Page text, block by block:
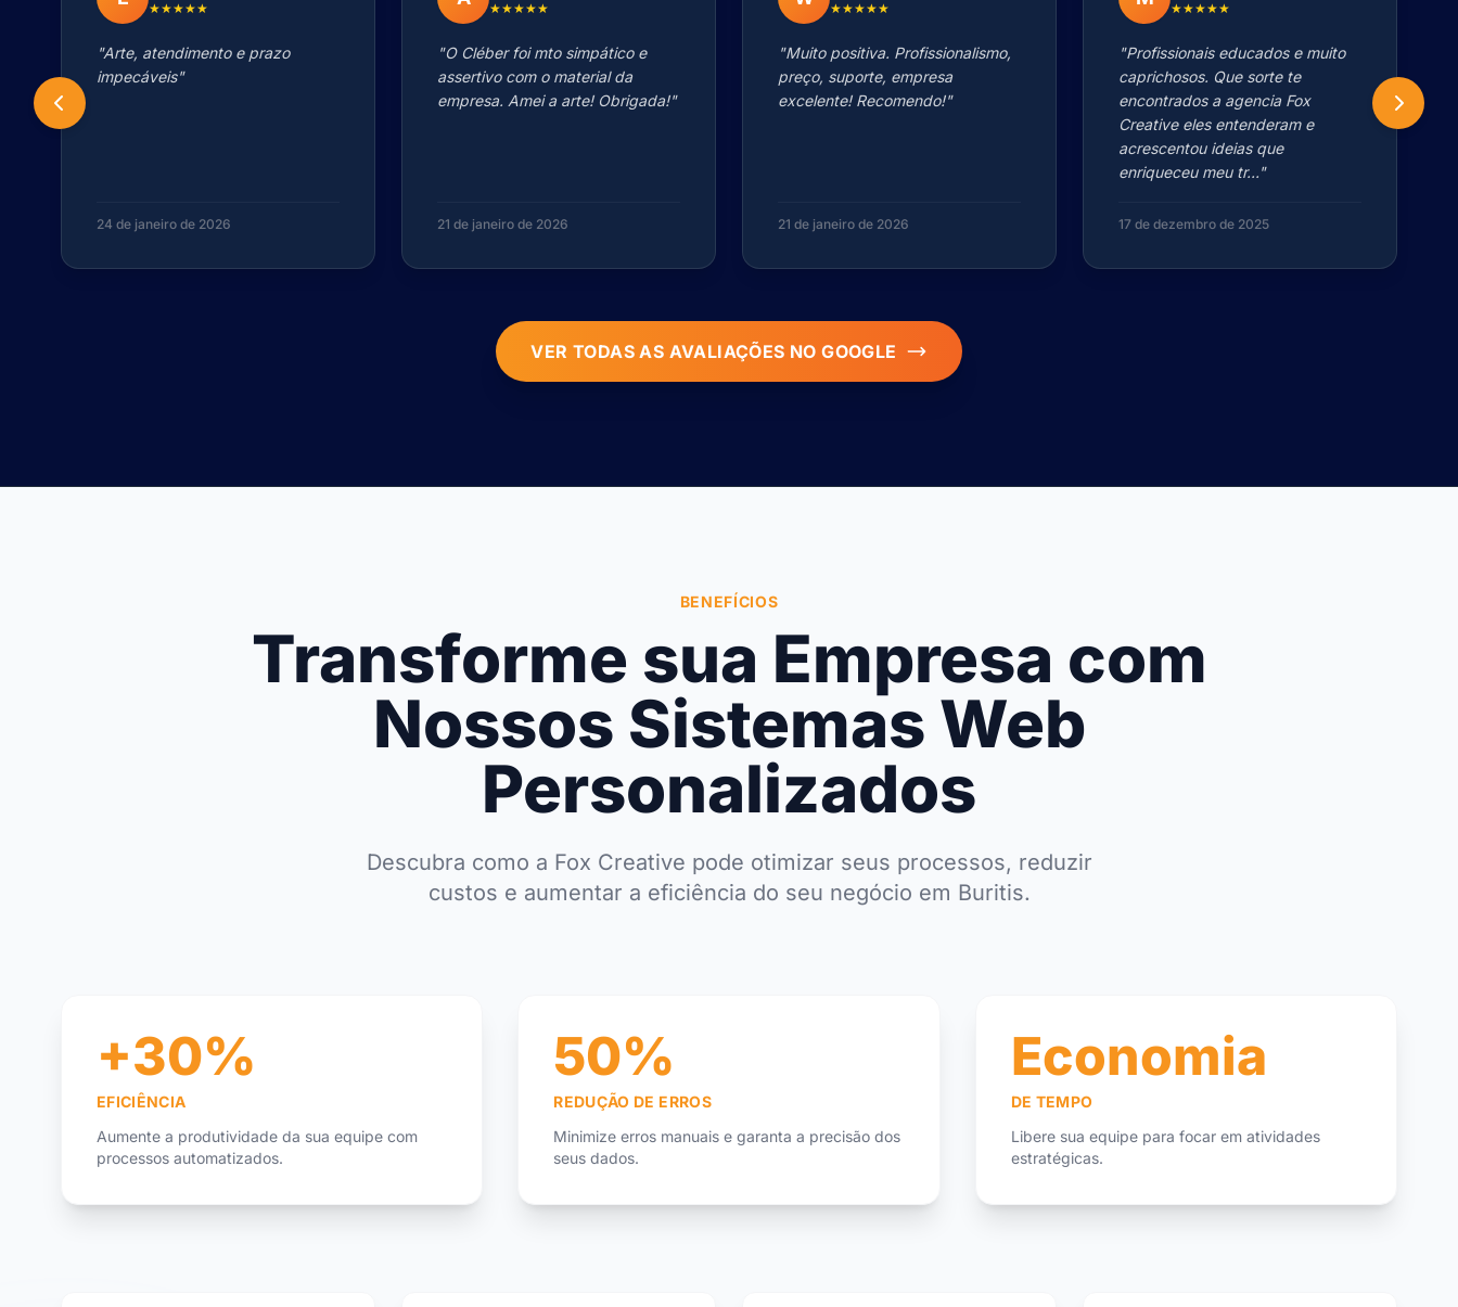
★★★★★
"Arte, atendimento e prazo
impecáveis"
24 de janeiro de 2026
★★★★★
"O Cléber foi mto simpático e
assertivo com o material da
empresa. Amei a arte! Obrigada!"
21 de janeiro de 2026
★★★★★
"Muito positiva. Profissionalismo,
preço, suporte, empresa
excelente! Recomendo!"
21 de janeiro de 2026
★★★★★
"Profissionais educados e muito
caprichosos. Que sorte te
encontrados a agencia Fox
Creative eles entenderam e
acrescentou ideias que
enriqueceu meu tr..."
17 de dezembro de 2025
VER TODAS AS AVALIAÇÕES NO GOOGLE
BENEFÍCIOS
Transforme sua Empresa com
Nossos Sistemas Web
Personalizados
Descubra como a Fox Creative pode otimizar seus processos, reduzir
custos e aumentar a eficiência do seu negócio em Buritis.
+30%
EFICIÊNCIA
Aumente a produtividade da sua equipe com
processos automatizados.
50%
REDUÇÃO DE ERROS
Minimize erros manuais e garanta a precisão dos
seus dados.
Economia
DE TEMPO
Libere sua equipe para focar em atividades
estratégicas.